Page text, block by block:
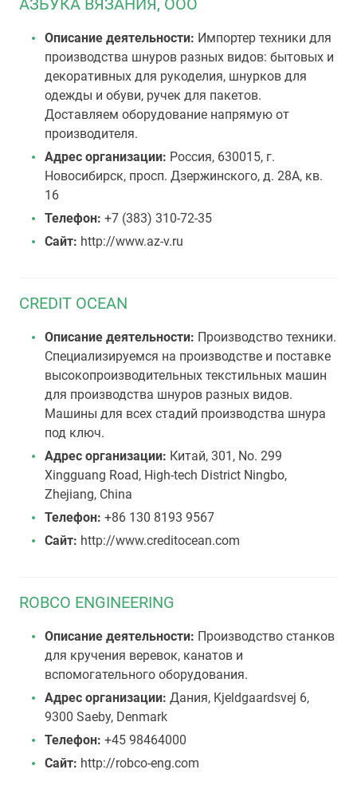
АЗБУКА ВЯЗАНИЯ, ООО
Описание деятельности: Импортер техники для
производства шнуров разных видов: бытовых и
декоративных для рукоделия, шнурков для
одежды и обуви, ручек для пакетов.
Доставляем оборудование напрямую от
производителя.
Адрес организации: Россия, 630015, г.
Новосибирск, просп. Дзержинского, д. 28А, кв.
16
Телефон: +7 (383) 310-72-35
Сайт: http://www.az-v.ru
CREDIT OCEAN
Описание деятельности: Производство техники.
Специализируемся на производстве и поставке
высокопроизводительных текстильных машин
для производства шнуров разных видов.
Машины для всех стадий производства шнура
под ключ.
Адрес организации: Китай, 301, No. 299
Xingguang Road, High-tech District Ningbo,
Zhejiang, China
Телефон: +86 130 8193 9567
Сайт: http://www.creditocean.com
ROBCO ENGINEERING
Описание деятельности: Производство станков
для кручения веревок, канатов и
вспомогательного оборудования.
Адрес организации: Дания, Kjeldgaardsvej 6,
9300 Saeby, Denmark
Телефон: +45 98464000
Сайт: http://robco-eng.com